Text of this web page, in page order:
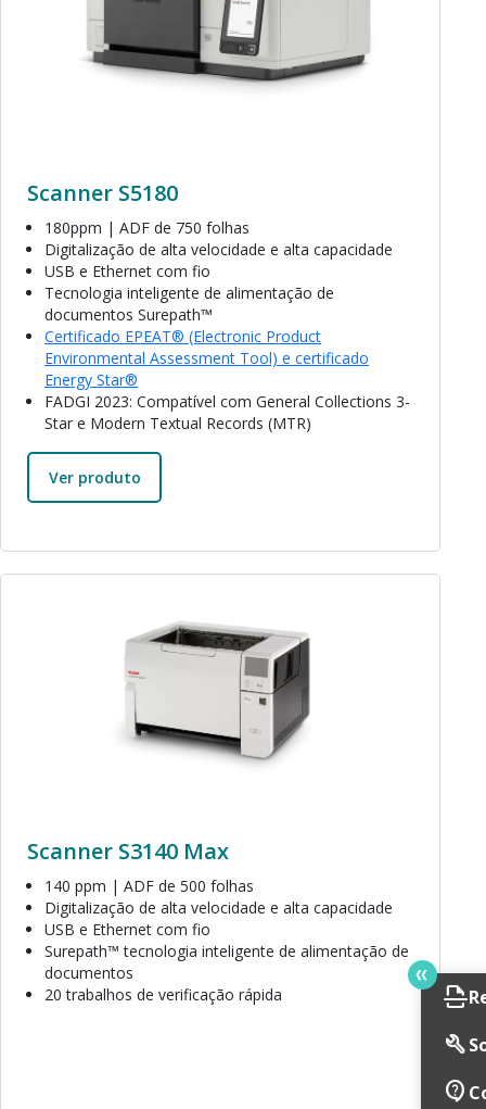
Scanner S5180
180ppm | ADF de 750 folhas
Digitalização de alta velocidade e alta capacidade
USB e Ethernet com fio
Tecnologia inteligente de alimentação de
documentos Surepath™
Certificado EPEAT® (Electronic Product
Environmental Assessment Tool) e certificado
Energy Star®
FADGI 2023: Compatível com General Collections 3-
Star e Modern Textual Records (MTR)
Ver produto
Scanner S3140 Max
140 ppm | ADF de 500 folhas
Digitalização de alta velocidade e alta capacidade
USB e Ethernet com fio
Surepath™ tecnologia inteligente de alimentação de
documentos
20 trabalhos de verificação rápida
scan
build
contact_support